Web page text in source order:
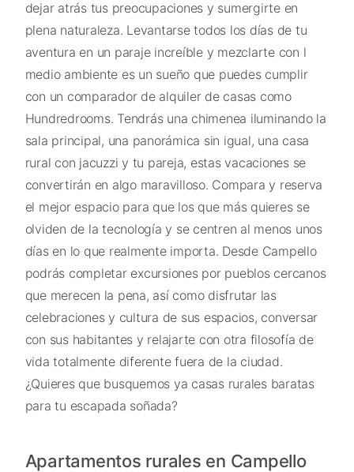
dejar atrás tus preocupaciones y sumergirte en
plena naturaleza. Levantarse todos los días de tu
aventura en un paraje increíble y mezclarte con l
medio ambiente es un sueño que puedes cumplir
con un comparador de alquiler de casas como
Hundredrooms. Tendrás una chimenea iluminando la
sala principal, una panorámica sin igual, una casa
rural con jacuzzi y tu pareja, estas vacaciones se
convertirán en algo maravilloso. Compara y reserva
el mejor espacio para que los que más quieres se
olviden de la tecnología y se centren al menos unos
días en lo que realmente importa. Desde Campello
podrás completar excursiones por pueblos cercanos
que merecen la pena, así como disfrutar las
celebraciones y cultura de sus espacios, conversar
con sus habitantes y relajarte con otra filosofía de
vida totalmente diferente fuera de la ciudad.
¿Quieres que busquemos ya casas rurales baratas
para tu escapada soñada?
Apartamentos rurales en Campello